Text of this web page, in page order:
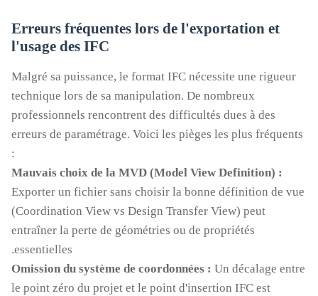
Erreurs fréquentes lors de l'exportation et
l'usage des IFC
Malgré sa puissance, le format IFC nécessite une rigueur
technique lors de sa manipulation. De nombreux
professionnels rencontrent des difficultés dues à des
erreurs de paramétrage. Voici les pièges les plus fréquents
:
Mauvais choix de la MVD (Model View Definition) :
Exporter un fichier sans choisir la bonne définition de vue
(Coordination View vs Design Transfer View) peut
entraîner la perte de géométries ou de propriétés
essentielles.
Omission du système de coordonnées : Un décalage entre
le point zéro du projet et le point d'insertion IFC est